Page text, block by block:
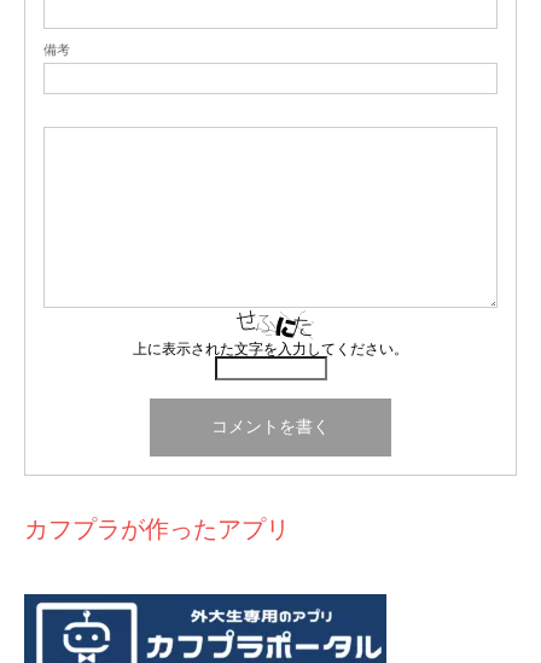
備考
上に表示された文字を入力してください。
カフプラが作ったアプリ